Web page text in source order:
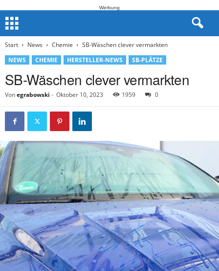
Werbung
Start News Chemie
SB-Wäschen clever vermarkten
NEWS
CHEMIE HERSTELLER-NEWS SB-PLÄTZE
SB-Wäschen clever vermarkten
Vonegrabowski - Oktober 10, 2023 1959 0